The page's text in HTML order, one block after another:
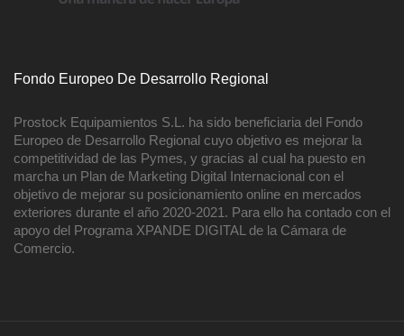
Fondo Europeo De Desarrollo Regional
Prostock Equipamientos S.L. ha sido beneficiaria del Fondo
Europeo de Desarrollo Regional cuyo objetivo es mejorar la
competitividad de las Pymes, y gracias al cual ha puesto en
marcha un Plan de Marketing Digital Internacional con el
objetivo de mejorar su posicionamiento online en mercados
exteriores durante el año 2020-2021. Para ello ha contado con el
apoyo del Programa XPANDE DIGITAL de la Cámara de
Comercio.